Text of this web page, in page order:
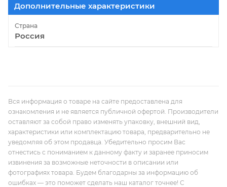
Дополнительные характеристики
Страна
Россия
Вся информация о товаре на сайте предоставлена для
ознакомления и не является публичной офертой. Производители
оставляют за собой право изменять упаковку, внешний вид,
характеристики или комплектацию товара, предварительно не
уведомляя об этом продавца. Убедительно просим Вас
отнестись с пониманием к данному факту и заранее приносим
извинения за возможные неточности в описании или
фотографиях товара. Будем благодарны за информацию об
ошибках — это поможет сделать наш каталог точнее! С